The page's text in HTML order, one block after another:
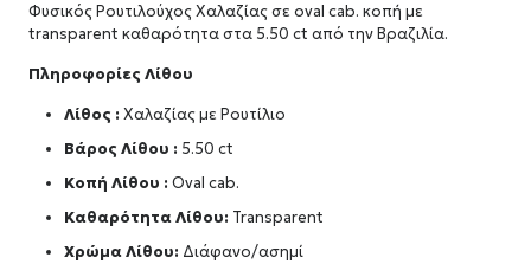
Φυσικός Ρουτιλούχος Χαλαζίας σε oval cab. κοπή με
transparent καθαρότητα στα 5.50 ct από την Βραζιλία.
Πληροφορίες Λίθου
Λίθος : Χαλαζίας με Ρουτίλιο
Βάρος Λίθου : 5.50 ct
Κοπή Λίθου :Oval cab.
Καθαρότητα Λίθου: Transparent
Χρώμα Λίθου: Διάφανο/ασημί